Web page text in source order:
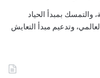
ﻭﺍﻟﺘﻤﺴﻚ ﺑﻤﺒﺪﺃ ﺍﻟﺤﻴﺎﺩ
ﻭﺗﺪﻋﻴﻢ ﻣﺒﺪﺃ ﺍﻟﺘﻌﺎﻳﺶ